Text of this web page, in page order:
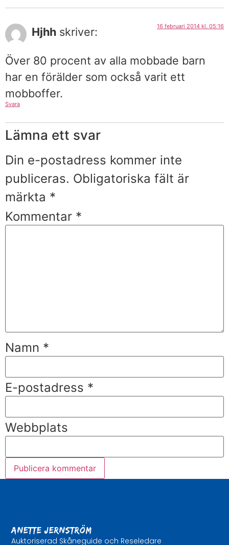
Hjhh skriver: 16 februari 2014 kl. 05:16
Över 80 procent av alla mobbade barn
har en förälder som också varit ett
mobboffer.
Svara
Lämna ett svar
Din e-postadress kommer inte
publiceras. Obligatoriska fält är
märkta *
Kommentar *
Namn *
E-postadress *
Webbplats
Anette Jernström
Auktoriserad Skåneguide och Reseledare